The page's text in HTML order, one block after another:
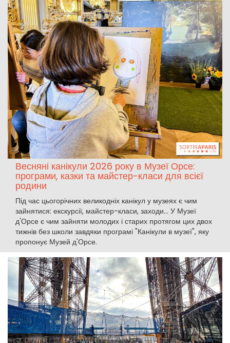
Весняні канікули 2026 року в Музеї Орсе:
програми, казки та майстер-класи для всієї
родини
Під час цьогорічних великодніх канікул у музеях є чим
зайнятися: екскурсії, майстер-класи, заходи... У Музеї
д'Орсе є чим зайняти молодих і старих протягом цих двох
тижнів без школи завдяки програмі "Канікули в музеї", яку
пропонує Музей д'Орсе.